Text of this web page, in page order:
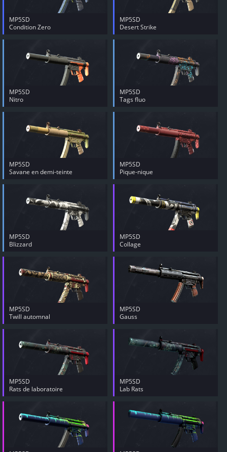
MP5SD
Condition Zero
MP5SD
Desert Strike
MP5SD
Nitro
MP5SD
Tags fluo
MP5SD
Savane en demi-teinte
MP5SD
Pique-nique
MP5SD
Blizzard
MP5SD
Collage
MP5SD
Twill automnal
MP5SD
Gauss
MP5SD
Rats de laboratoire
MP5SD
Lab Rats